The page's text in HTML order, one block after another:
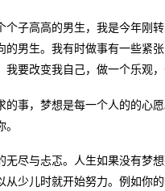
个子高高的男生，我是今年刚
的男生。我有时做事有一些紧
要改变我自己，做一个乐观，
的事，梦想是每一个人的的心
无尽与忐忑。人生如果没有梦
从少儿时就开始努力。例如你